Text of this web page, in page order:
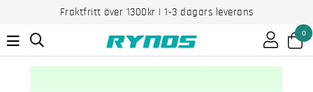
Fraktfritt över 1300kr | 1-3 dagars leverans
0